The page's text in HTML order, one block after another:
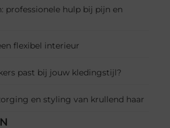
professionele hulp bij pijn en
flexibel interieur
past bij jouw kledingstijl?
en styling van krullend haar